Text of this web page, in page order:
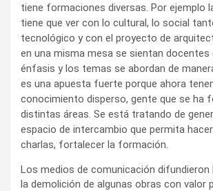
tiene formaciones diversas. Por ejemplo
tiene que ver con lo cultural, lo social
tecnológico y con el proyecto de
en una misma mesa se sientan
énfasis y los temas se abordan de
es una apuesta fuerte porque ahora
conocimiento disperso, gente que se ha
distintas áreas. Se está tratando de
espacio de intercambio que permita
charlas, fortalecer la formación.
Los medios de comunicación difundieron
la demolición de algunas obras con valor